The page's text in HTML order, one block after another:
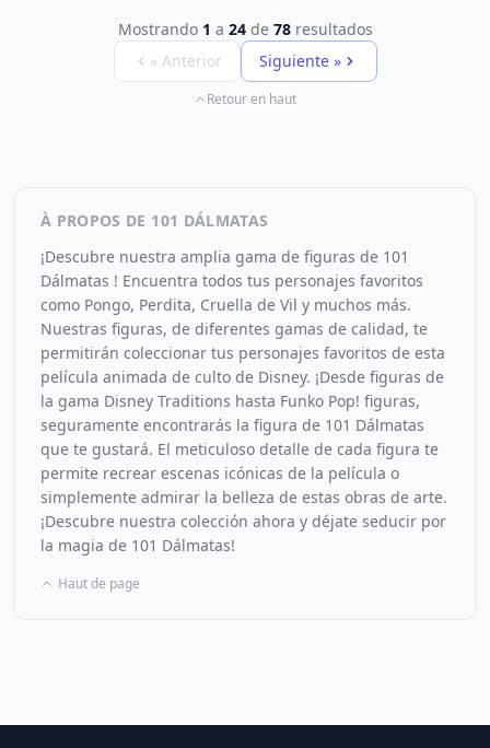
Mostrando 1 a 24de 78resultados
« Anterior
Siguiente »
Retour en haut
À PROPOS DE 101 DÁLMATAS
¡Descubre nuestra amplia gama de figuras de 101
Dálmatas ! Encuentra todos tus personajes favoritos
como Pongo, Perdita, Cruella de Vil y muchos más.
Nuestras figuras, de diferentes gamas de calidad, te
permitirán coleccionar tus personajes favoritos de esta
película animada de culto de Disney. ¡Desde figuras de
la gama Disney Traditions hasta Funko Pop! figuras,
seguramente encontrarás la figura de 101 Dálmatas
que te gustará. El meticuloso detalle de cada figura te
permite recrear escenas icónicas de la película o
simplemente admirar la belleza de estas obras de arte.
¡Descubre nuestra colección ahora y déjate seducir por
la magia de 101 Dálmatas!
Haut de page